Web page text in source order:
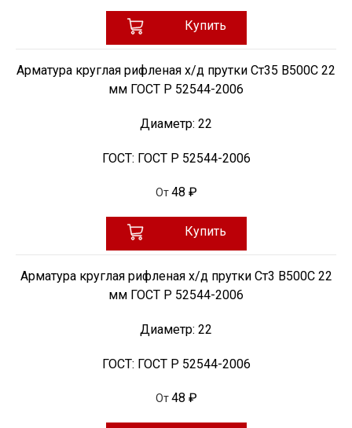
Купить
Арматура круглая рифленая х/д прутки Ст35 В500С 22
мм ГОСТ Р 52544-2006
Диаметр: 22
ГОСТ: ГОСТ Р 52544-2006
От 48 ₽
Купить
Арматура круглая рифленая х/д прутки Ст3 В500С 22
мм ГОСТ Р 52544-2006
Диаметр: 22
ГОСТ: ГОСТ Р 52544-2006
От 48 ₽